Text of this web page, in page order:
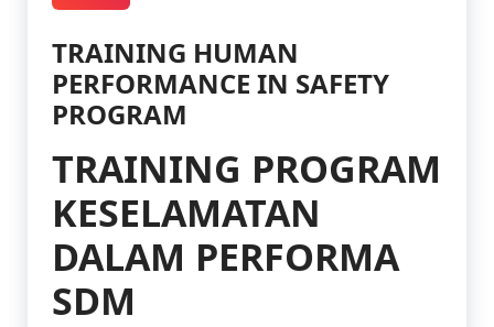
TRAINING HUMAN
PERFORMANCE IN SAFETY
PROGRAM
TRAINING PROGRAM
KESELAMATAN
DALAM PERFORMA
SDM